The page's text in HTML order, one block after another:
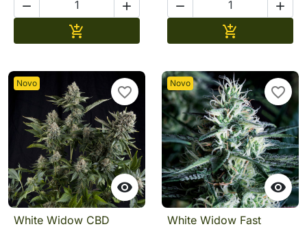
 

 

Novo

favorite_border
White Widow CBD
Novo

favorite_border
White Widow Fast